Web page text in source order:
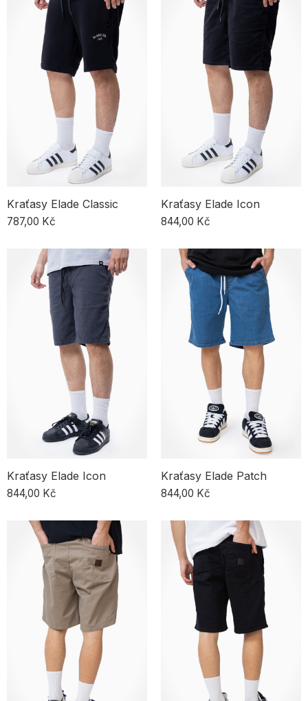
Kraťasy Elade Classic
787,00 Kč
Kraťasy Elade Icon
844,00 Kč
Kraťasy Elade Icon
844,00 Kč
Kraťasy Elade Patch
844,00 Kč